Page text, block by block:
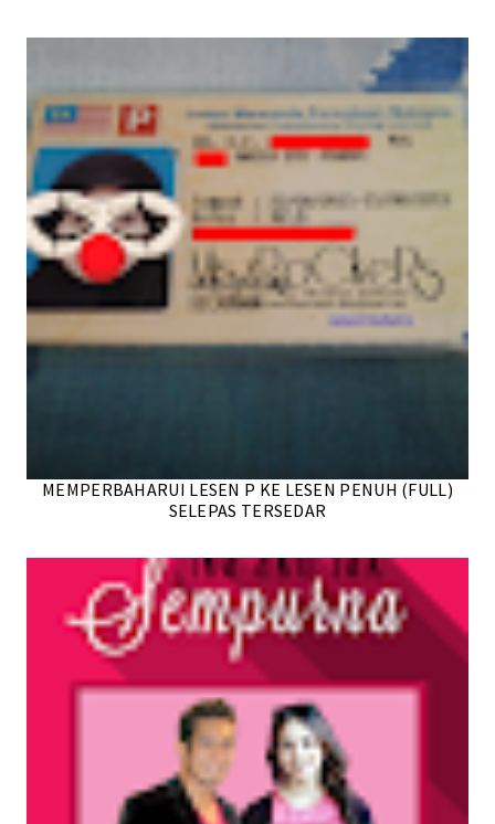
MEMPERBAHARUI LESEN P KE LESEN PENUH (FULL)
SELEPAS TERSEDAR